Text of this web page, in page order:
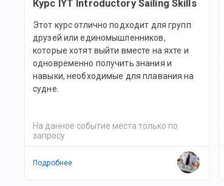
Курс IYT Introductory Sailing Skills
Этот курс отлично подходит для групп
друзей или единомышленников,
которые хотят выйти вместе на яхте и
одновременно получить знания и
навыки, необходимые для плавания на
судне.
На данное событие места только по
запросу
Подробнее